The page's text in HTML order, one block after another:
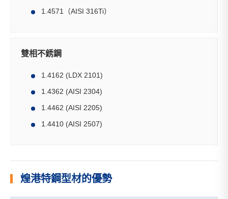
1.4571（AISI 316Ti）
雙相不銹鋼
1.4162 (LDX 2101)
1.4362 (AISI 2304)
1.4462 (AISI 2205)
1.4410 (AISI 2507)
煌港特鋼型材的優勢